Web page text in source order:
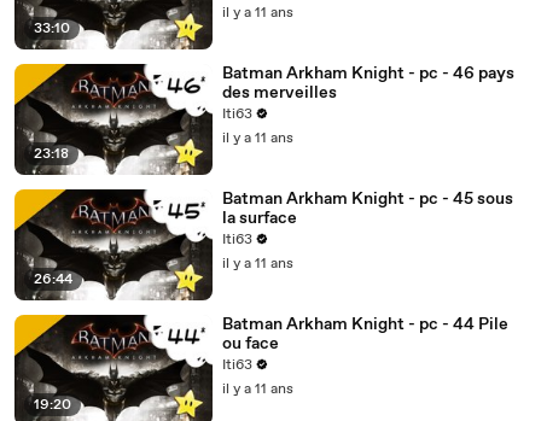
33:10
il y a 11 ans
23:18
Batman Arkham Knight - pc - 46 pays
des merveilles
Iti63
il y a 11 ans
26:44
Batman Arkham Knight - pc - 45 sous
la surface
Iti63
il y a 11 ans
19:20
Batman Arkham Knight - pc - 44 Pile
ou face
Iti63
il y a 11 ans